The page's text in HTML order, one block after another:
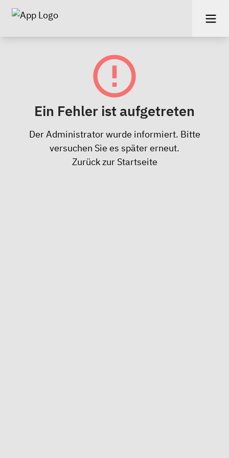
Ein Fehler ist aufgetreten
Der Administrator wurde informiert. Bitte
versuchen Sie es später erneut.
Zurück zur Startseite